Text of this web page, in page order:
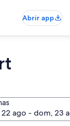
Abrir app